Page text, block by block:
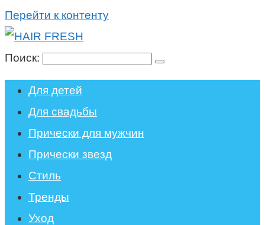
Перейти к контенту
Поиск:
Для детей
Для свадьбы
Прически для мужчин
Прически звезд
Стиль
Тренды
Уход